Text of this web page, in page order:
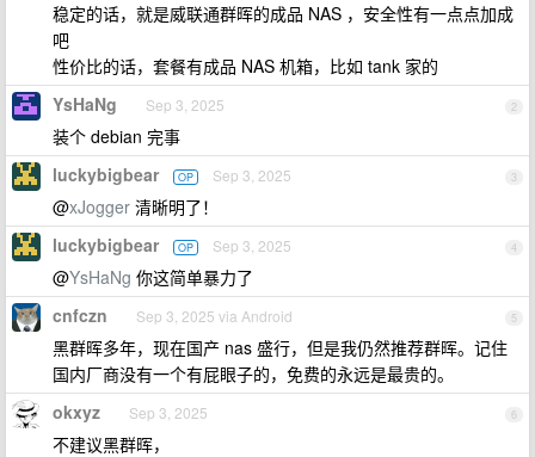
稳定的话，就是威联通群晖的成品 NAS ，安全性有一点点加成
吧
性价比的话，套餐有成品 NAS 机箱，比如 tank 家的
2
YsHaNg Sep 3, 2025
装个 debian 完事
3
luckybigbear OP Sep 3, 2025
@xJogger 清晰明了！
4
luckybigbear OP Sep 3, 2025
@YsHaNg 你这简单暴力了
5
cnfczn Sep 3, 2025 via Android
黑群晖多年，现在国产 nas 盛行，但是我仍然推荐群晖。记住
国内厂商没有一个有屁眼子的，免费的永远是最贵的。
6
okxyz Sep 3, 2025
不建议黑群晖，